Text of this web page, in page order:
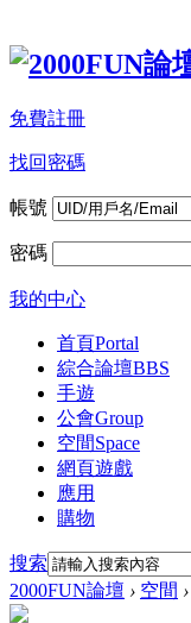
免費註冊
找回密碼
帳號
密碼
我的中心
首頁Portal
綜合論壇BBS
手遊
公會Group
空間Space
網頁遊戲
應用
購物
搜索
2000FUN論壇 › 空間 ›